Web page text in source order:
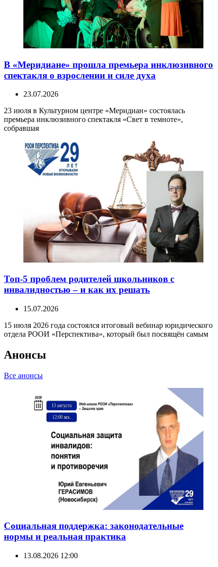
В «Меридиане» прошла премьера инклюзивного
спектакля о взрослении и силе духа
23.07.2026
23 июля в Культурном центре «Меридиан» состоялась
премьера инклюзивного спектакля «Свет в темноте»,
собравшая
Топ-5 проблем родителей школьников с
инвалидностью – и как их решать
15.07.2026
15 июля 2026 года состоялся итоговый вебинар юридического
отдела РООИ «Перспектива», который был посвящён самым
Анонсы
Все анонсы
Социальная поддержка: законодательные
нормы и реальная практика
13.08.2026 12:00